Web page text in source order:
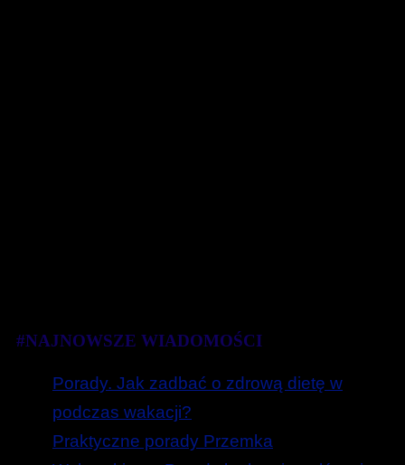
#NAJNOWSZE WIADOMOŚCI
Porady. Jak zadbać o zdrową dietę w
podczas wakacji?
Praktyczne porady Przemka